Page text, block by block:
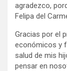
agradezco,
Felipa del
Gracias por el
económicos y
salud de mis
pensar en